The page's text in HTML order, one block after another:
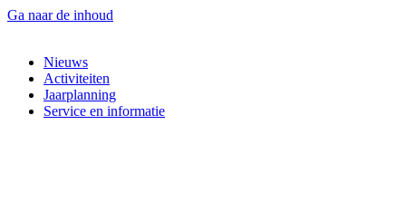
Ga naar de inhoud
Nieuws
Activiteiten
Jaarplanning
Service en informatie